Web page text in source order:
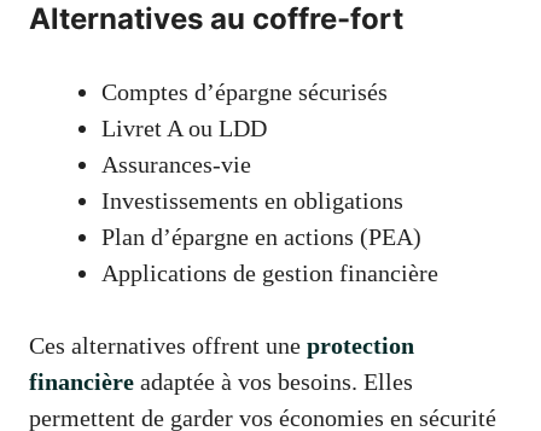
Alternatives au coffre-fort
Comptes d’épargne sécurisés
Livret A ou LDD
Assurances-vie
Investissements en obligations
Plan d’épargne en actions (PEA)
Applications de gestion financière
Ces alternatives offrent une protection
financière adaptée à vos besoins. Elles
permettent de garder vos économies en sécurité